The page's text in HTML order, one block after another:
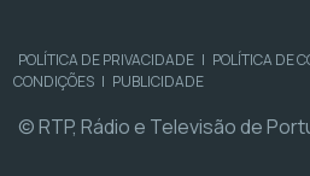
POLÍTICA DE PRIVACIDADE | POLÍTICA DE
CONDIÇÕES | PUBLICIDADE
© RTP, Rádio e Televisão de